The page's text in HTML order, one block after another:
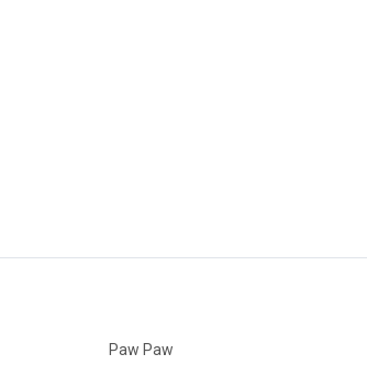
Paw Paw